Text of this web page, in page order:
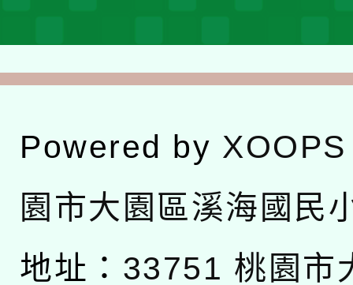
Powered by XOOPS
園市大園區溪海國民
地址： 33751 桃園市